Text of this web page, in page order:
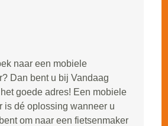
naar een mobiele
Dan bent u bij Vandaag
goede adres! Een mobiele
is dé oplossing wanneer u
om naar een fietsenmaker